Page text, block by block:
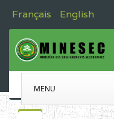
Français English
MENU